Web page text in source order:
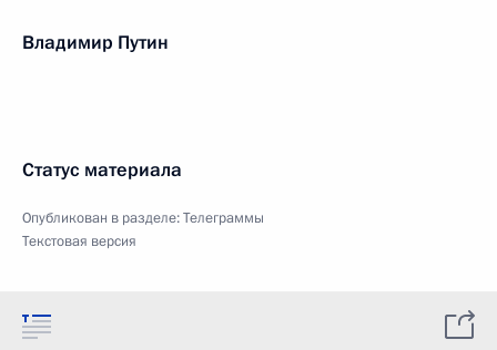
Владимир Путин
Статус материала
Опубликован в разделе:Телеграммы
Текстовая версия